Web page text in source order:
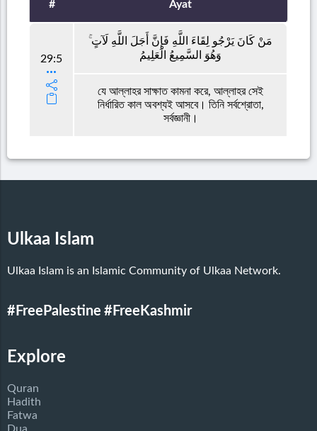
# Ayat
29:5
مَنْ كَانَ يَرْجُو لِقَاءَ اللَّهِ فَإِنَّ أَجَلَ اللَّهِ لَآتٍ ۚ
وَهُوَ السَّمِيعُ الْعَلِيمُ
যে আল্লাহর সাক্ষাত কামনা করে, আল্লাহর সেই
নির্ধারিত কাল অবশ্যই আসবে। তিনি সর্বশ্রোতা,
সর্বজ্ঞানী।
Ulkaa Islam
Ulkaa Islam is an Islamic Community of Ulkaa Network.
#FreePalestine #FreeKashmir
Explore
Quran
Hadith
Fatwa